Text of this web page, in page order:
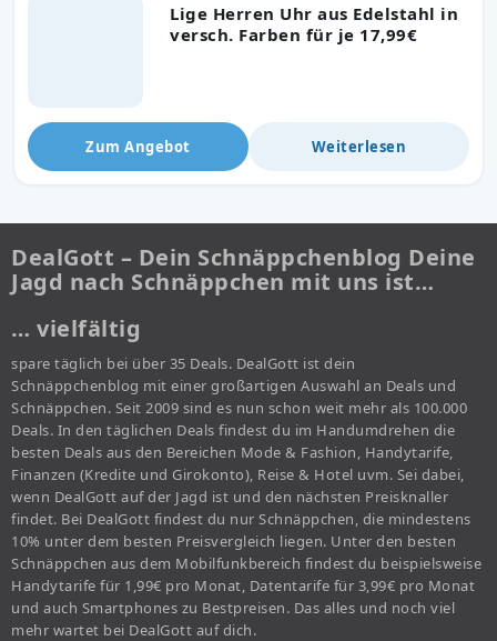
Lige Herren Uhr aus Edelstahl in
versch. Farben für je 17,99€
Zum Angebot Weiterlesen
DealGott – Dein Schnäppchenblog Deine
Jagd nach Schnäppchen mit uns ist…
… vielfältig
spare täglich bei über 35 Deals. DealGott ist dein
Schnäppchenblog mit einer großartigen Auswahl an Deals und
Schnäppchen. Seit 2009 sind es nun schon weit mehr als 100.000
Deals. In den täglichen Deals findest du im Handumdrehen die
besten Deals aus den Bereichen Mode & Fashion, Handytarife,
Finanzen (Kredite und Girokonto), Reise & Hotel uvm. Sei dabei,
wenn DealGott auf der Jagd ist und den nächsten Preisknaller
findet. Bei DealGott findest du nur Schnäppchen, die mindestens
10% unter dem besten Preisvergleich liegen. Unter den besten
Schnäppchen aus dem Mobilfunkbereich findest du beispielsweise
Handytarife für 1,99€ pro Monat, Datentarife für 3,99€ pro Monat
und auch Smartphones zu Bestpreisen. Das alles und noch viel
mehr wartet bei DealGott auf dich.